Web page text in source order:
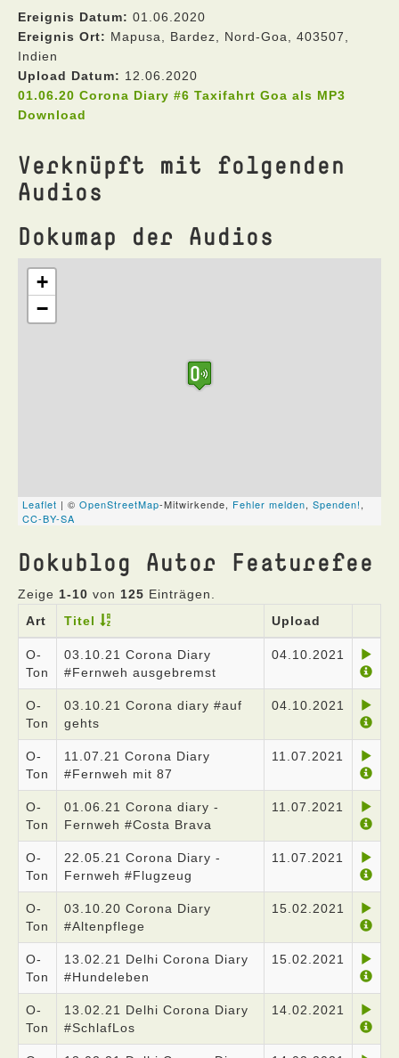
Ereignis Datum: 01.06.2020
Ereignis Ort: Mapusa, Bardez, Nord-Goa, 403507,
Indien
Upload Datum: 12.06.2020
01.06.20 Corona Diary #6 Taxifahrt Goa als MP3
Download
Verknüpft mit folgenden
Audios
Dokumap der Audios
Dokublog Autor Featurefee
Zeige 1-10 von 125 Einträgen.
Art
Titel Upload
O-
Ton
03.10.21 Corona Diary
#Fernweh ausgebremst
04.10.2021
O-
Ton
03.10.21 Corona diary #auf
gehts
04.10.2021
O-
Ton
11.07.21 Corona Diary
#Fernweh mit 87
11.07.2021
O-
Ton
01.06.21 Corona diary -
Fernweh #Costa Brava
11.07.2021
O-
Ton
22.05.21 Corona Diary -
Fernweh #Flugzeug
11.07.2021
O-
Ton
03.10.20 Corona Diary
#Altenpflege
15.02.2021
O-
Ton
13.02.21 Delhi Corona Diary
#Hundeleben
15.02.2021
O-
Ton
13.02.21 Delhi Corona Diary
#SchlafLos
14.02.2021